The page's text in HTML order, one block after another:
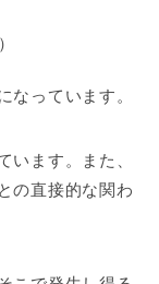
なっています。
います。また、
の直接的な関わ